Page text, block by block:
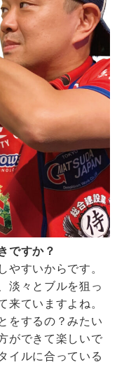
ですか？
やすいからです。
淡々とブルを狙っ
来ていますよね。
をするの？みたい
ができて楽しいで
イルに合っている